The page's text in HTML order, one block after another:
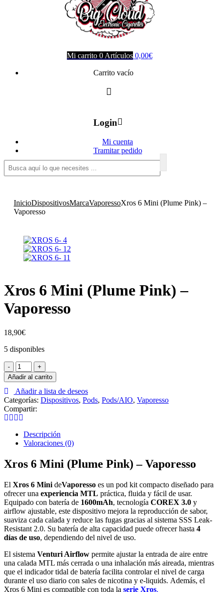
Mi carrito 0 Artículos 0,00€
Carrito vacío
Login
Mi cuenta
Tramitar pedido
InicioDispositivosMarcaVaporessoXros 6 Mini (Plume Pink) –
Vaporesso
Xros 6 Mini (Plume Pink) –
Vaporesso
18,90€
5 disponibles
-
Xros
6
Mini
(Plume
Pink)
-
Vaporesso
+
Añadir al carrito
Añadir a lista de deseos
Categorías: Dispositivos, Pods, Pods/AIO, Vaporesso
Compartir:
Descripción
Valoraciones (0)
Xros 6 Mini (Plume Pink) – Vaporesso
El Xros 6 Mini deVaporesso es un pod kit compacto diseñado para
ofrecer una experiencia MTL práctica, fluida y fácil de usar.
Equipado con batería de 1600mAh, tecnología COREX 3.0 y
airflow ajustable, este dispositivo mejora la reproducción de sabor,
suaviza cada calada y reduce las fugas gracias al sistema SSS Leak-
Resistant 2.0. Su batería de alta capacidad puede ofrecer hasta 4
días de uso, dependiendo del nivel de uso.
El sistema Venturi Airflow permite ajustar la entrada de aire entre
una calada MTL más cerrada o una inhalación más aireada, mientras
que el indicador tidal de batería facilita controlar el nivel de carga
durante el uso diario con sales de nicotina y e-liquids. Además, el
Xros 6 Mini es compatible con toda la serie Xros.